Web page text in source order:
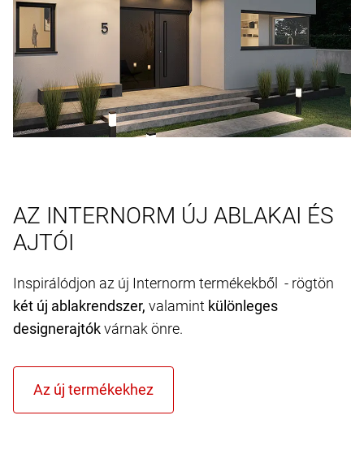
AZ INTERNORM ÚJ ABLAKAI ÉS
AJTÓI
Inspirálódjon az új Internorm termékekből - rögtön
két új ablakrendszer, valamint különleges
designerajtókvárnak önre.